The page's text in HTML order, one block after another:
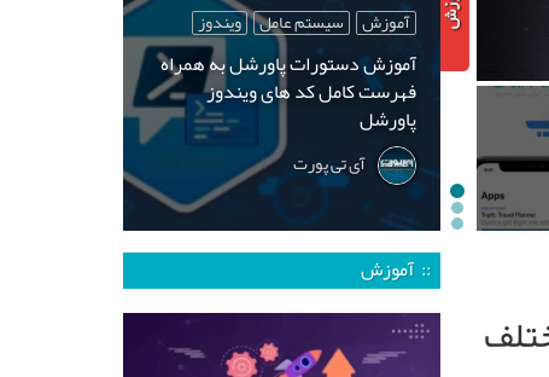
آموزش سیستم عامل ویندوز
آموزش دستورات پاورشل به همراه
فهرست کامل کد های ویندوز
پاورشل
آی تی پورت
:: آموزش